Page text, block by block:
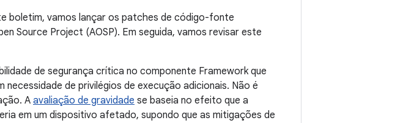
boletim, vamos lançar os patches de código-fonte
Source Project (AOSP). Em seguida, vamos revisar este
de segurança crítica no componente Framework que
de privilégios de execução adicionais. Não é
Aavaliação de gravidade se baseia no efeito que a
em um dispositivo afetado, supondo que as mitigações de